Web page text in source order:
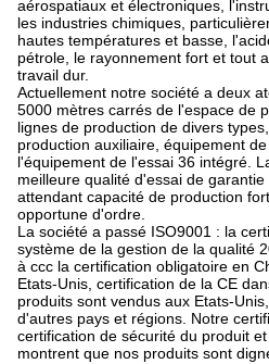
aérospatiaux et électroniques,
les industries chimiques,
hautes températures et basse,
pétrole, le rayonnement fort et tout
travail dur.
Actuellement notre société a deux
5000 mètres carrés de l'espace de
lignes de production de divers
production auxiliaire, équipement
l'équipement de l'essai 36 intégré.
meilleure qualité d'essai de
attendant capacité de production
opportune d'ordre.
La société a passé ISO9001 : la
système de la gestion de la qualité
à ccc la certification obligatoire en
Etats-Unis, certification de la CE
produits sont vendus aux Etats-
d'autres pays et régions. Notre
certification de sécurité du produit
montrent que nos produits sont